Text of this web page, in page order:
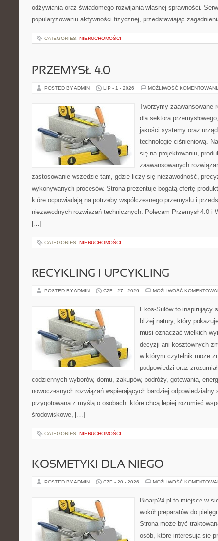
odżywiania oraz świadomego rozwijania własnej sprawności.
popularyzowaniu aktywności fizycznej, przedstawiając
CATEGORIES: NIERUCHOMOŚCI
PRZEMYSŁ 4.0
POSTED BY ADMIN LIP - 1 - 2026 MOŻLIWOŚĆ
Tworzymy zaawansowane
dla sektora
jakości systemy oraz
technologię ciśnieniową.
się na projektowaniu,
zaawansowanych
zastosowanie wszędzie tam, gdzie liczy się niezawodność,
wykonywanych procesów. Strona prezentuje bogatą ofertę
które odpowiadają na potrzeby współczesnego przemysłu i
niezawodnych rozwiązań technicznych. Polecam Przemysł 4.0 i
[…]
CATEGORIES: NIERUCHOMOŚCI
RECYKLING I UPCYKLING
POSTED BY ADMIN CZE - 27 - 2026 MOŻLIWOŚĆ
Ekos-Sułów to inspirujący
bliżej natury, który
musi oznaczać wielkich
decyzji ani kosztownych
w którym czytelnik może
podpowiedzi oraz
codziennych wyborów, domu, zakupów, podróży, gotowania,
nowoczesnych rozwiązań wspierających bardziej odpowiedzialny
przygotowana z myślą o osobach, które chcą lepiej rozumieć
środowiskowe, […]
CATEGORIES: NIERUCHOMOŚCI
KOSMETYKI DLA NIEGO
POSTED BY ADMIN CZE - 20 - 2026 MOŻLIWOŚĆ
Bioarp24.pl to miejsce w
wokół preparatów do
Strona może być
osób, które interesują się